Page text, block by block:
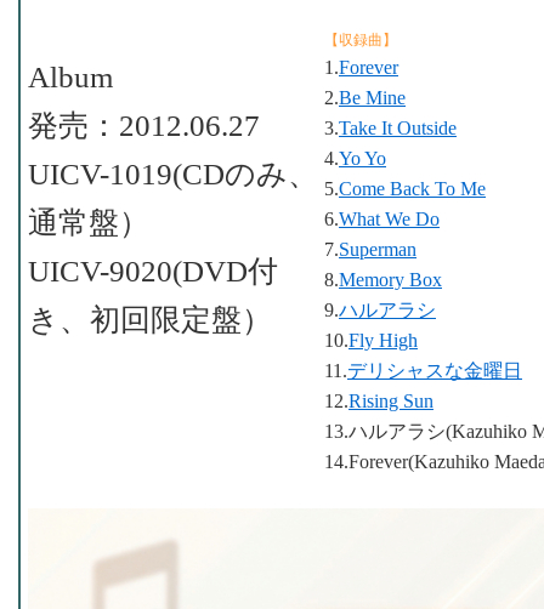
【収録曲】
1.Forever
2.Be Mine
3.Take It Outside
4.Yo Yo
5.Come Back To Me
6.What We Do
7.Superman
8.Memory Box
9.ハルアラシ
10.Fly High
11.デリシャスな金曜日
12.Rising Sun
13.ハルアラシ(Kazuhiko
14.Forever(Kazuhiko
Album
発売：2012.06.27
UICV-1019(CDのみ、
通常盤）
UICV-9020(DVD付
き、初回限定盤）